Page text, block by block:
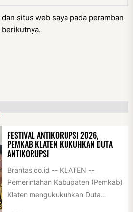
situs web saya pada peramban
FESTIVAL ANTIKORUPSI 2026,
PEMKAB KLATEN KUKUHKAN DUTA
ANTIKORUPSI
Brantas.co.id -- KLATEN --
Pemerintahan Kabupaten (Pemkab)
Klaten mengukukuhkan Duta